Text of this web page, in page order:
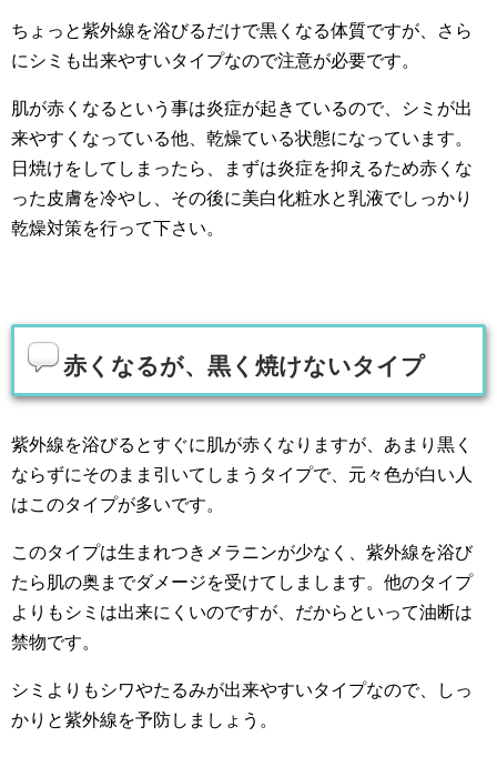
ちょっと紫外線を浴びるだけで黒くなる体質ですが、さら
にシミも出来やすいタイプなので注意が必要です。
肌が赤くなるという事は炎症が起きているので、シミが出
来やすくなっている他、乾燥ている状態になっています。
日焼けをしてしまったら、まずは炎症を抑えるため赤くな
った皮膚を冷やし、その後に美白化粧水と乳液でしっかり
乾燥対策を行って下さい。
赤くなるが、黒く焼けないタイプ
紫外線を浴びるとすぐに肌が赤くなりますが、あまり黒く
ならずにそのまま引いてしまうタイプで、元々色が白い人
はこのタイプが多いです。
このタイプは生まれつきメラニンが少なく、紫外線を浴び
たら肌の奥までダメージを受けてしまします。他のタイプ
よりもシミは出来にくいのですが、だからといって油断は
禁物です。
シミよりもシワやたるみが出来やすいタイプなので、しっ
かりと紫外線を予防しましょう。